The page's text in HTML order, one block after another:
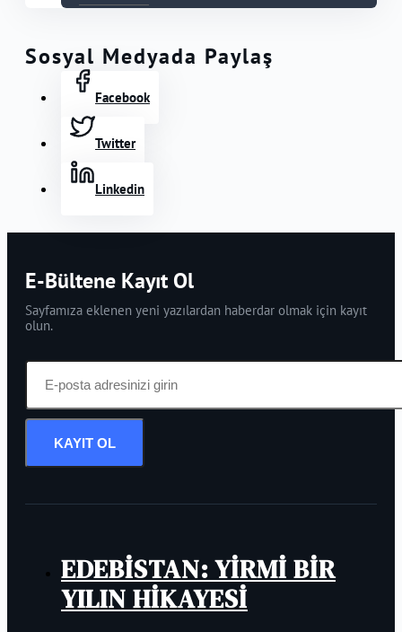
Sosyal Medyada Paylaş
Facebook
Twitter
Linkedin
E-Bültene Kayıt Ol
Sayfamıza eklenen yeni yazılardan haberdar olmak için kayıt
olun.
KAYIT OL
EDEBİSTAN: YİRMİ BİR
YILIN HİKAYESİ